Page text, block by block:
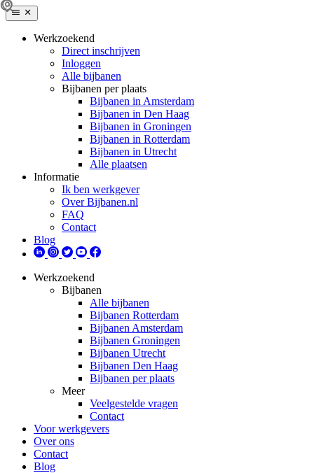
Werkzoekend
Direct inschrijven
Inloggen
Alle bijbanen
Bijbanen per plaats
Bijbanen in Amsterdam
Bijbanen in Den Haag
Bijbanen in Groningen
Bijbanen in Rotterdam
Bijbanen in Utrecht
Alle plaatsen
Informatie
Ik ben werkgever
Over Bijbanen.nl
FAQ
Contact
Blog
Werkzoekend
Bijbanen
Alle bijbanen
Bijbanen Rotterdam
Bijbanen Amsterdam
Bijbanen Groningen
Bijbanen Utrecht
Bijbanen Den Haag
Bijbanen per plaats
Meer
Veelgestelde vragen
Contact
Voor werkgevers
Over ons
Contact
Blog